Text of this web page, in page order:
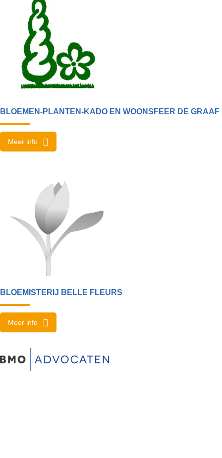
BLOEMEN-PLANTEN-KADO EN WOONSFEER DE GRAAF
Meer info
BLOEMISTERIJ BELLE FLEURS
Meer info